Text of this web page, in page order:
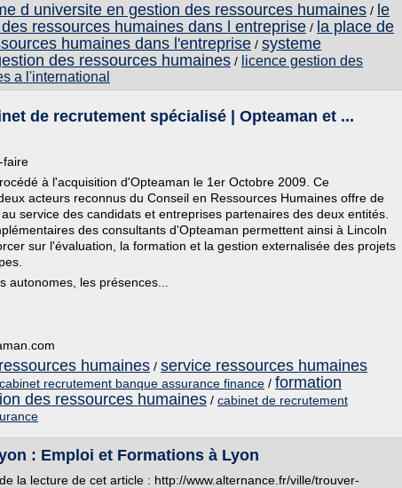
d universite en gestion des ressources humaines / le
ressources humaines dans l entreprise / la place de
humaines dans l'entreprise / systeme
des ressources humaines / licence gestion des
a l'international
de recrutement spécialisé | Opteaman et ...
faire
à l'acquisition d'Opteaman le 1er Octobre 2009. Ce
acteurs reconnus du Conseil en Ressources Humaines offre de
service des candidats et entreprises partenaires des deux entités.
des consultants d'Opteaman permettent ainsi à Lincoln
sur l'évaluation, la formation et la gestion externalisée des projets
autonomes, les présences...
humaines / service ressources humaines
cabinet recrutement banque assurance finance / formation
des ressources humaines / cabinet de recrutement
: Emploi et Formations à Lyon
la lecture de cet article : http://www.alternance.fr/ville/trouver-